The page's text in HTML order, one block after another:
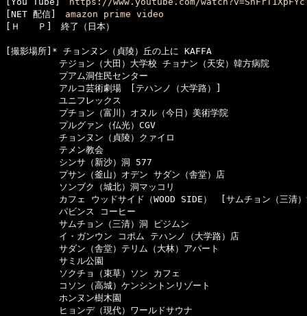
[NET 配信] amazon prime video
[Ｈ　　Ｐ]　終了（日本）
[撮影場所]* チョンヌン（貞陵）丘の上に KAFFA
テジョン（大田）大学校 チョナン（天安）韓方病院
プアム洞住民センター
アルコ芸術劇場　[テハンノ（大学路）]
ユニフレックス
プチョン（富川）オヌル（今日）美術学院
プルグァン（仏光）CGV
チョンヌン（貞陵）クァイロ
テメン教会
シンサ（新沙）洞 577
プサン（釜山）オデン サダン（舎堂）店
ソンブク（城北）洞マッコリ
カフェ ウッドサイド（WOOD SIDE）　[サムチョン（三清
パビンス コーヒー
サムチョン（三清）洞 ピジムン
イ・ガンウン コポム テハンノ（大学路）店
サダン（舎堂）テリム（大林）アパート
サミル公園
ソクチョ（束草）ソン カフェ
コソン（高城）ケンシントンリゾート
ホンヌン樹木園
ヒョンデ（現代）ワールドサウナ